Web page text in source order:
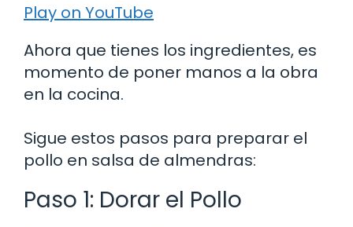
Play on YouTube
Ahora que tienes los ingredientes, es
momento de poner manos a la obra
en la cocina.
Sigue estos pasos para preparar el
pollo en salsa de almendras:
Paso 1: Dorar el Pollo